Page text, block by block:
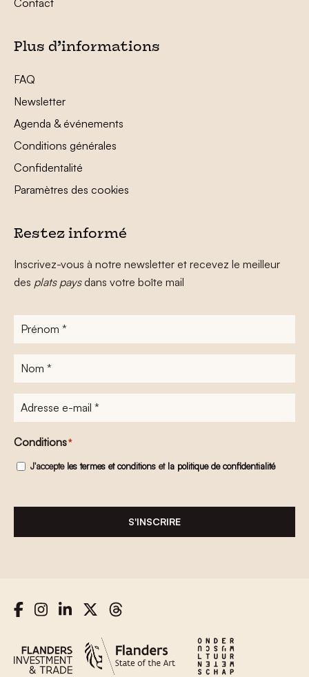
Contact
Plus d’informations
FAQ
Newsletter
Agenda & événements
Conditions générales
Confidentalité
Paramètres des cookies
Restez informé
Inscrivez-vous à notre newsletter et recevez le meilleur
des plats paysdans votre boîte mail
Prénom
Nom
Adresse
e-
mail*
Conditions*
J'accepte les termes et conditions et la politique de confidentialité
S'INSCRIRE